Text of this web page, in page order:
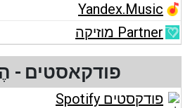
Yandex.Music
Partner מוזיקה
פודקאסטים -
פודקסטים Spotify